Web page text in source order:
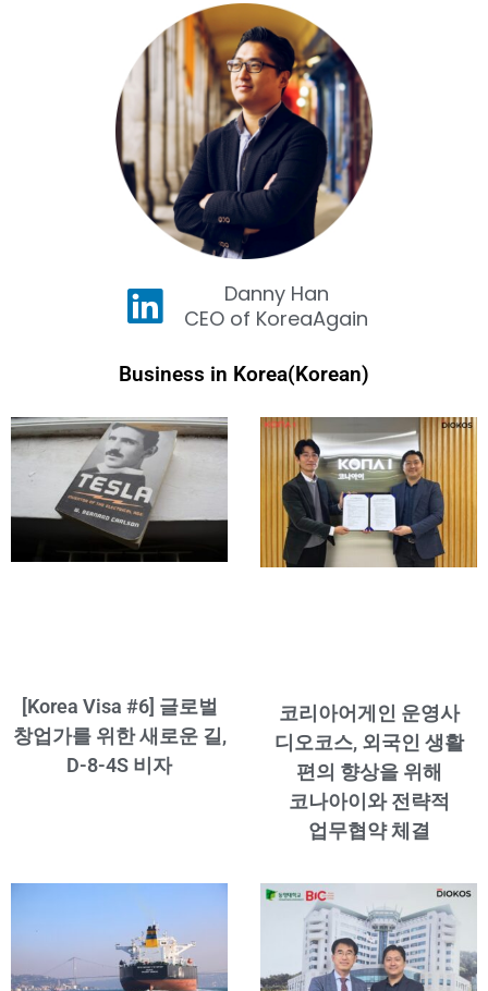
Danny Han
CEO of KoreaAgain
Business in Korea(Korean)
[Korea Visa #6] 글로벌
창업가를 위한 새로운 길,
D-8-4S 비자
코리아어게인 운영사
디오코스, 외국인 생활
편의 향상을 위해
코나아이와 전략적
업무협약 체결